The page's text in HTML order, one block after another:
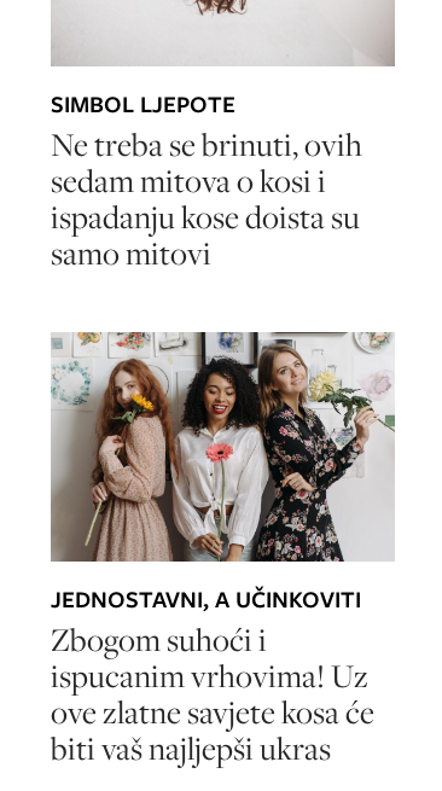
SIMBOL LJEPOTE
Ne treba se brinuti, ovih
sedam mitova o kosi i
ispadanju kose doista su
samo mitovi
JEDNOSTAVNI, A UČINKOVITI
Zbogom suhoći i
ispucanim vrhovima! Uz
ove zlatne savjete kosa će
biti vaš najljepši ukras